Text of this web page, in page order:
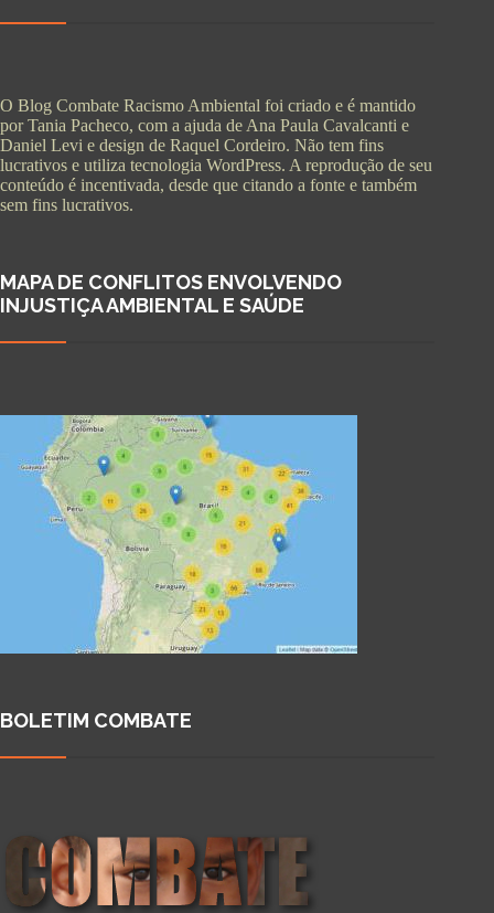
O Blog Combate Racismo Ambiental foi criado e é mantido
por Tania Pacheco, com a ajuda de Ana Paula Cavalcanti e
Daniel Levi e design de Raquel Cordeiro. Não tem fins
lucrativos e utiliza tecnologia WordPress. A reprodução de seu
conteúdo é incentivada, desde que citando a fonte e também
sem fins lucrativos.
MAPA DE CONFLITOS ENVOLVENDO
INJUSTIÇA AMBIENTAL E SAÚDE
BOLETIM COMBATE